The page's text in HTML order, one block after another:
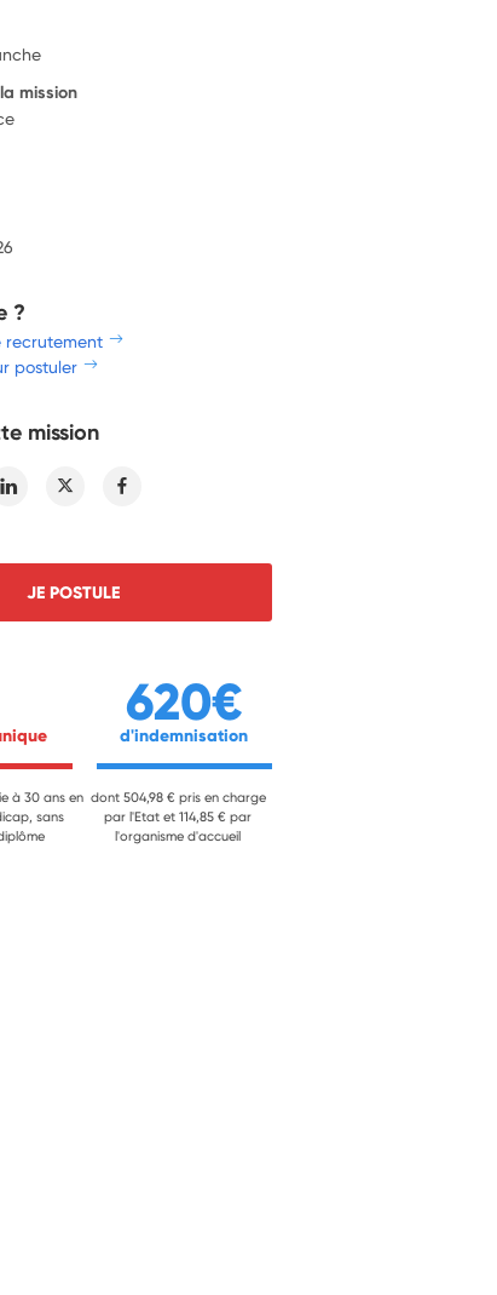
mission
?
recrutement
postuler
mission
Linkedin Twitter
JE POSTULE
à 30 ans en
sans
620€
d'indemnisation
dont 504,98 € pris en charge
par l'Etat et 114,85 € par
l'organisme d'accueil